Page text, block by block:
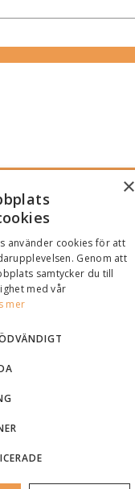
klart.se
×
använder cookies för att
Genom att
samtycker du till
med vår
mer